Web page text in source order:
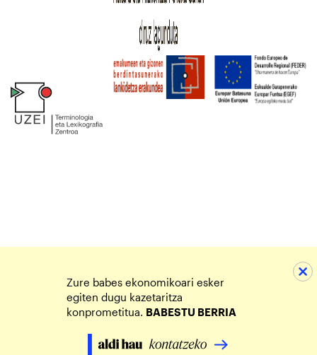
Zure babes ekonomikoari esker
egiten dugu kazetaritza
konprometitua. BABESTU BERRIA